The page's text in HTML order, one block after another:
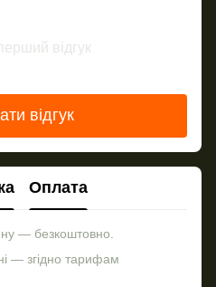
відгук
відгук
Оплата
— безкоштовно.
— згідно тарифам